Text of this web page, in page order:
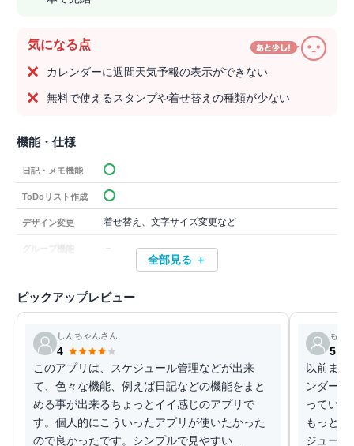
気になる点
カレンダーに週間天気予報の表示ができない
無料で使えるスタンプや着せ替えの種類が少ない
機能・仕様
日記・メモ機能
ToDoリスト作成
デザイン変更 着せ替え、文字サイズ変更など
－
全部見る ＋
ピックアップレビュー
しんちゃんさん
4
このアプリは、スケジュール管理などが出来
て、色々な機能、例えば日記などの機能をまと
める事が出来るちょっとイイ感じのアプリで
す。個人的にこういったアプリが使いたかった
ので良かったです。シンプルで見やすい...
もち
5
以前まで
ンダー
ってい
もっと
ジュール